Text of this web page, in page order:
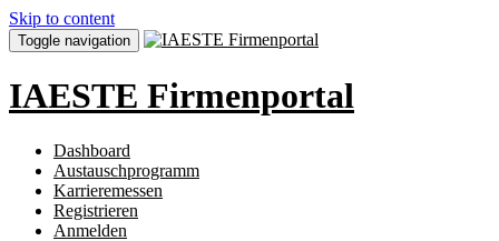
Skip to content
Toggle navigation
IAESTE Firmenportal
Dashboard
Austauschprogramm
Karrieremessen
Registrieren
Anmelden